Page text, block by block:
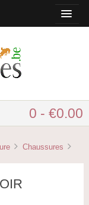
0 - €0.00
Chaussures